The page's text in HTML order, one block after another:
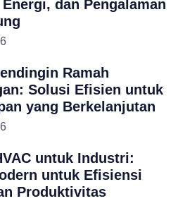
dan Pengalaman
Ramah
Solusi Efisien untuk
yang Berkelanjutan
untuk Industri:
untuk Efisiensi
Produktivitas